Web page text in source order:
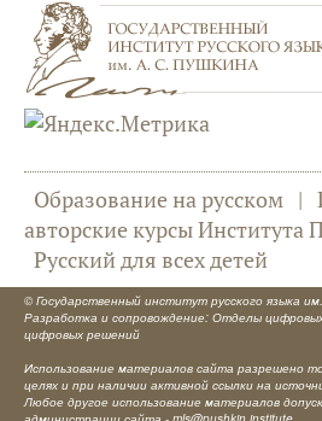
Образование на русском |
авторские курсы Института
Русский для всех детей
© Государственный институт русского языка
Разработка и сопровождение: Отделы
цифровых решений
Использование материалов сайта разрешено
целях и при наличии активной ссылки на
Любое другое использование материалов